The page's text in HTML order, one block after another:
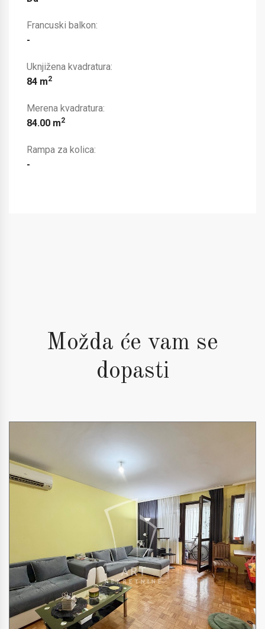
Francuski balkon:
-
Uknjižena kvadratura:
84 m2
Merena kvadratura:
84.00 m2
Rampa za kolica:
-
Možda će vam se
dopasti